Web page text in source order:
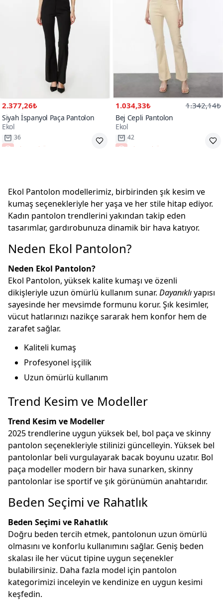
2.377,26₺
Siyah İspanyol Paça Pantolon
Ekol
Tükenmek Üzere
1.034,33₺ 1.342,14₺
Bej Cepli Pantolon
Ekol
Tükenmek Üzere
Ekol Pantolon modellerimiz, birbirinden şık kesim ve
kumaş seçenekleriyle her yaşa ve her stile hitap ediyor.
Kadın pantolon trendlerini yakından takip eden
tasarımlar, gardırobunuza dinamik bir hava katıyor.
Neden Ekol Pantolon?
Neden Ekol Pantolon?
Ekol Pantolon, yüksek kalite kumaşı ve özenli
dikişleriyle uzun ömürlü kullanım sunar. Dayanıklıyapısı
sayesinde her mevsimde formunu korur. Şık kesimler,
vücut hatlarınızı nazikçe sararak hem konfor hem de
zarafet sağlar.
Kaliteli kumaş
Profesyonel işçilik
Uzun ömürlü kullanım
Trend Kesim ve Modeller
Trend Kesim ve Modeller
2025 trendlerine uygun yüksek bel, bol paça ve skinny
pantolon seçenekleriyle stilinizi güncelleyin. Yüksek bel
pantolonlar beli vurgulayarak bacak boyunu uzatır. Bol
paça modeller modern bir hava sunarken, skinny
pantolonlar ise sportif ve şık görünümün anahtarıdır.
Beden Seçimi ve Rahatlık
Beden Seçimi ve Rahatlık
Doğru beden tercih etmek, pantolonun uzun ömürlü
olmasını ve konforlu kullanımını sağlar. Geniş beden
skalası ile her vücut tipine uygun seçenekler
bulabilirsiniz. Daha fazla model için pantolon
kategorimizi inceleyin ve kendinize en uygun kesimi
keşfedin.